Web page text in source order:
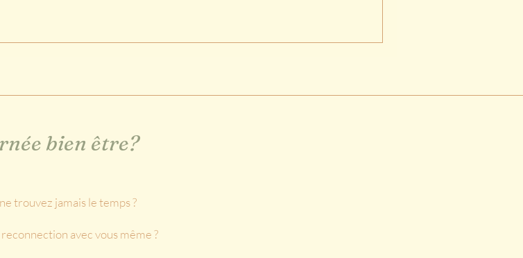
bien être?
trouvez jamais le temps ?
avec vous même ?